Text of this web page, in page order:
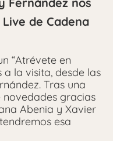
de Cadena
“Atrévete en
la visita, desde las
Tras una
gracias
Abenia y Xavier
esa